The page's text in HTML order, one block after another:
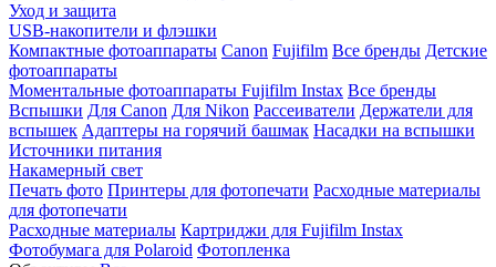
Уход и защита
USB-накопители и флэшки
Компактные фотоаппараты Canon Fujifilm Все бренды Детские
фотоаппараты
Моментальные фотоаппараты Fujifilm Instax Все бренды
Вспышки Для Canon Для Nikon Рассеиватели Держатели для
вспышек Адаптеры на горячий башмак Насадки на вспышки
Источники питания
Накамерный свет
Печать фото Принтеры для фотопечати Расходные материалы
для фотопечати
Расходные материалы Картриджи для Fujifilm Instax
Фотобумага для Polaroid Фотопленка